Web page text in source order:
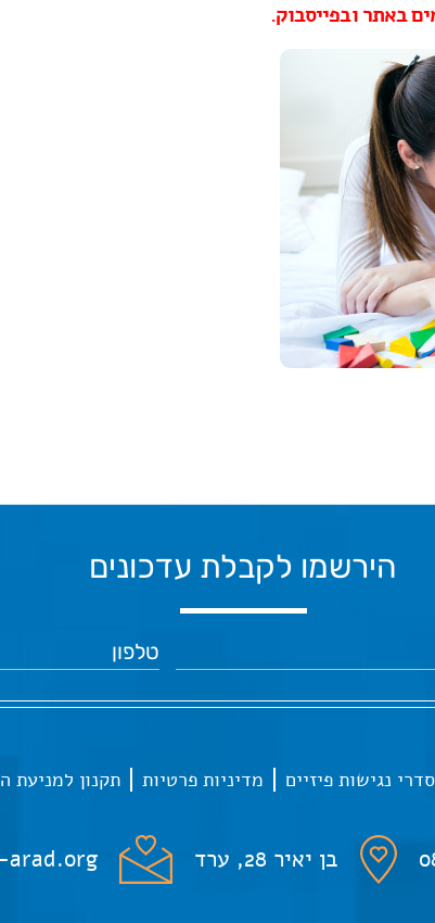
באתר ובפייסבוק.
הירשמו לקבלת עדכונים
נגישות פיזיים מדיניות פרטיות תקנון למניעת
בן יאיר 28, ערד arad.org